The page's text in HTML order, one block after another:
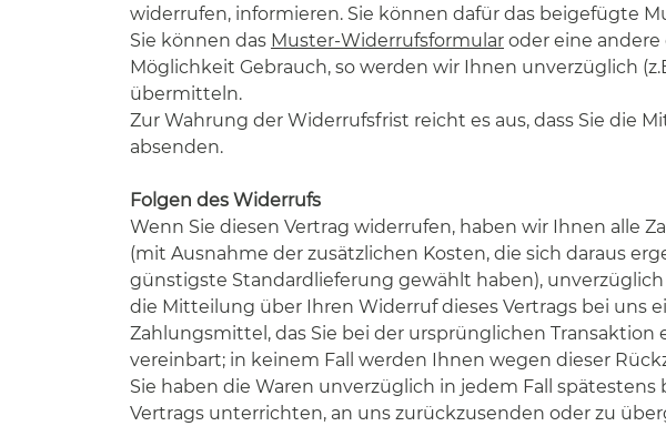
widerrufen, informieren. Sie können dafür das beigefügte
Sie können das Muster-Widerrufsformular oder eine
Möglichkeit Gebrauch, so werden wir Ihnen unverzüglich
übermitteln.
Zur Wahrung der Widerrufsfrist reicht es aus, dass Sie die
absenden.
Folgen des Widerrufs
Wenn Sie diesen Vertrag widerrufen, haben wir Ihnen alle
(mit Ausnahme der zusätzlichen Kosten, die sich daraus
günstigste Standardlieferung gewählt haben),
die Mitteilung über Ihren Widerruf dieses Vertrags bei uns
Zahlungsmittel, das Sie bei der ursprünglichen
vereinbart; in keinem Fall werden Ihnen wegen dieser
Sie haben die Waren unverzüglich in jedem Fall
Vertrags unterrichten, an uns zurückzusenden oder zu